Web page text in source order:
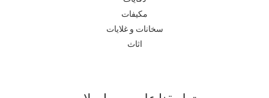
مكيفات
سخانات و غلايات
اثاث